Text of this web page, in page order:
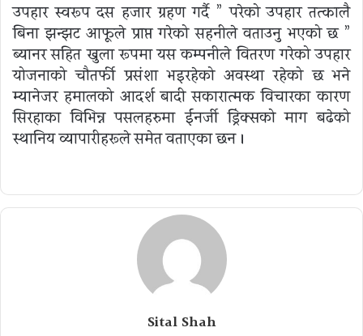
उपहार स्वरूप दस हजार ग्रहण गर्दै ” परेको उपहार तत्कालै
बिना झन्झट आफूले प्राप्त गरेको सहनीले वताउनु भएको छ ”
ब्यानर सहित खुला रूपमा यस कम्पनीले वितरण गरेको उपहार
योजनाको चौतर्फी प्रसंशा भइरहेको अवस्था रहेको छ भने
म्यानेजर हमालको आदर्श बादी सकारात्मक विचारका कारण
सिरहाका विभिन्न पसलहरुमा ईनर्जी ड्रिंक्सको माग बढेको
स्थानिय व्यापारीहरूले समेत वताएका छन ।
Sital Shah